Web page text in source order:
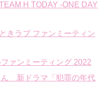
H TODAY -ONE DAY
きラブ ファンミーティン
ァンミーティング 2022
ん 新ドラマ「犯罪の年代